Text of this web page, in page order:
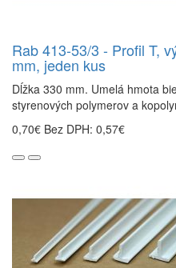
Rab 413-53/3 - Profil T,
mm, jeden kus
Dĺžka 330 mm. Umelá hmota
styrenových polymerov a
0,70€ Bez DPH: 0,57€